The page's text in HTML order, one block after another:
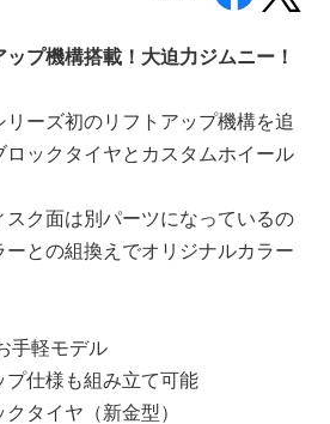
プ機構搭載！大迫力ジムニー！
ーズ初のリフトアップ機構を追
ックタイヤとカスタムホイール
ク面は別パーツになっているの
との組換えでオリジナルカラー
手軽モデル
プ仕様も組み立て可能
タイヤ（新金型）